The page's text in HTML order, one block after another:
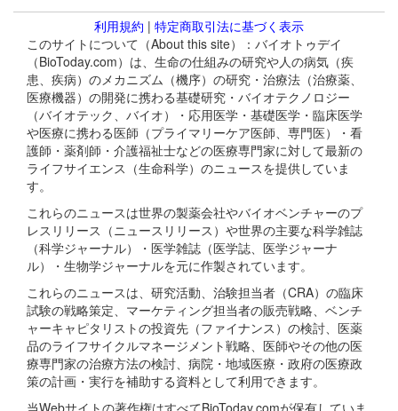
利用規約 | 特定商取引法に基づく表示
このサイトについて（About this site）：バイオトゥデイ
（BioToday.com）は、生命の仕組みの研究や人の病気（疾
患、疾病）のメカニズム（機序）の研究・治療法（治療薬、
医療機器）の開発に携わる基礎研究・バイオテクノロジー
（バイオテック、バイオ）・応用医学・基礎医学・臨床医学
や医療に携わる医師（プライマリーケア医師、専門医）・看
護師・薬剤師・介護福祉士などの医療専門家に対して最新の
ライフサイエンス（生命科学）のニュースを提供していま
す。
これらのニュースは世界の製薬会社やバイオベンチャーのプ
レスリリース（ニュースリリース）や世界の主要な科学雑誌
（科学ジャーナル）・医学雑誌（医学誌、医学ジャーナ
ル）・生物学ジャーナルを元に作製されています。
これらのニュースは、研究活動、治験担当者（CRA）の臨床
試験の戦略策定、マーケティング担当者の販売戦略、ベンチ
ャーキャピタリストの投資先（ファイナンス）の検討、医薬
品のライフサイクルマネージメント戦略、医師やその他の医
療専門家の治療方法の検討、病院・地域医療・政府の医療政
策の計画・実行を補助する資料として利用できます。